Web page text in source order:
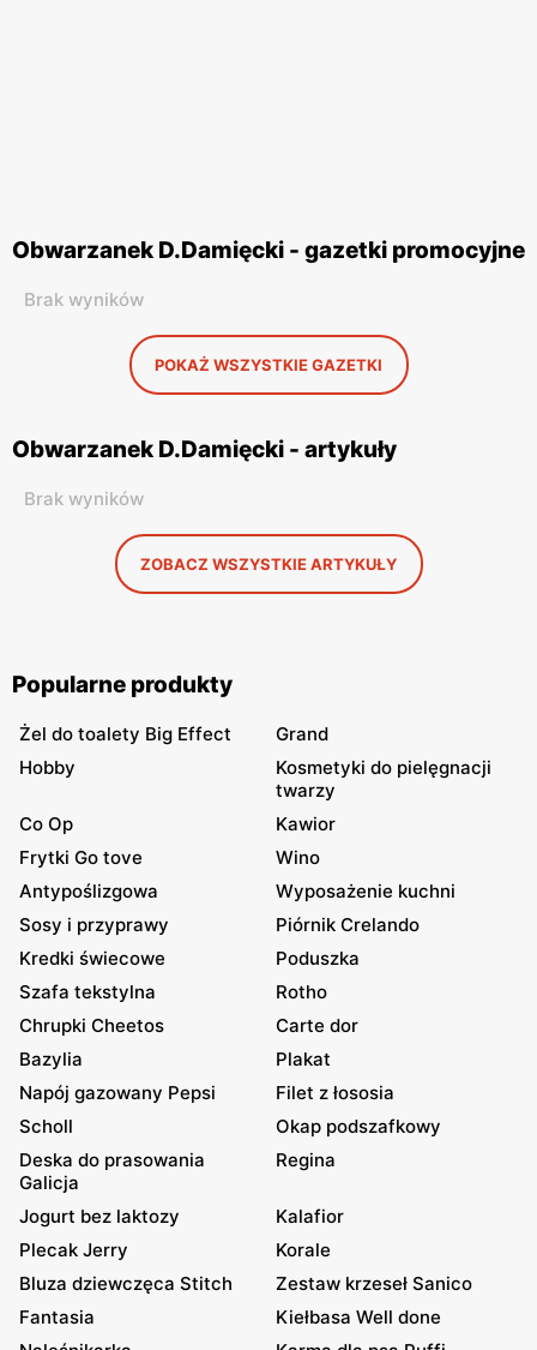
Obwarzanek D.Damięcki - gazetki promocyjne
Brak wyników
POKAŻ WSZYSTKIE GAZETKI
Obwarzanek D.Damięcki - artykuły
Brak wyników
ZOBACZ WSZYSTKIE ARTYKUŁY
Popularne produkty
Żel do toalety Big Effect
Grand
Hobby
Kosmetyki do pielęgnacji
twarzy
Co Op
Kawior
Frytki Go tove
Wino
Antypoślizgowa
Wyposażenie kuchni
Sosy i przyprawy
Piórnik Crelando
Kredki świecowe
Poduszka
Szafa tekstylna
Rotho
Chrupki Cheetos
Carte dor
Bazylia
Plakat
Napój gazowany Pepsi
Filet z łososia
Scholl
Okap podszafkowy
Deska do prasowania
Galicja
Regina
Jogurt bez laktozy
Kalafior
Plecak Jerry
Korale
Bluza dziewczęca Stitch
Zestaw krzeseł Sanico
Fantasia
Kiełbasa Well done